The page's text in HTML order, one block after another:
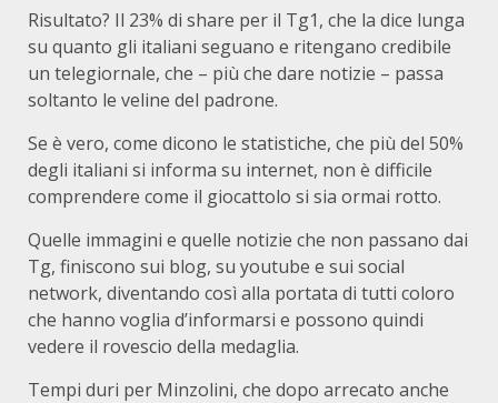
Risultato? Il 23% di share per il Tg1, che la dice lunga
su quanto gli italiani seguano e ritengano credibile
un telegiornale, che – più che dare notizie – passa
soltanto le veline del padrone.
Se è vero, come dicono le statistiche, che più del 50%
degli italiani si informa su internet, non è difficile
comprendere come il giocattolo si sia ormai rotto.
Quelle immagini e quelle notizie che non passano dai
Tg, finiscono sui blog, su youtube e sui social
network, diventando così alla portata di tutti coloro
che hanno voglia d’informarsi e possono quindi
vedere il rovescio della medaglia.
Tempi duri per Minzolini, che dopo arrecato anche